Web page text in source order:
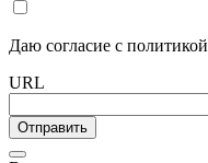
Даю согласие с политикой
URL